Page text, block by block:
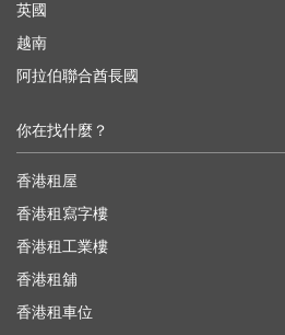
英國
越南
阿拉伯聯合酋長國
你在找什麼？
香港租屋
香港租寫字樓
香港租工業樓
香港租舖
香港租車位